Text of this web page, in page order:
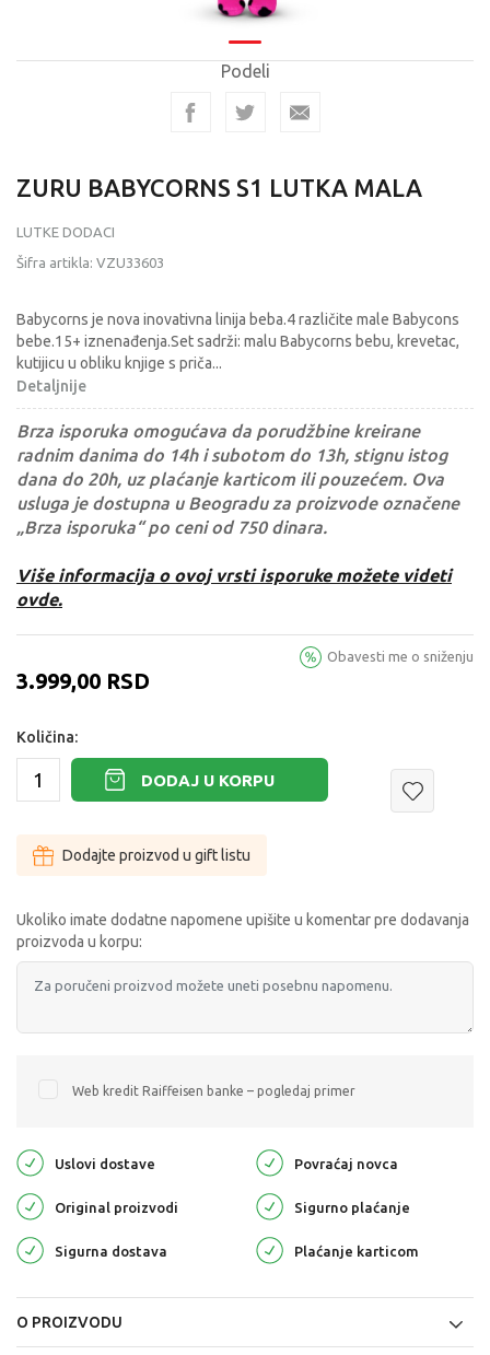
Podeli
ZURU BABYCORNS S1 LUTKA MALA
LUTKE DODACI
Šifra artikla: VZU33603
Babycorns je nova inovativna linija beba.4 različite male Babycons
bebe.15+ iznenađenja.Set sadrži: malu Babycorns bebu, krevetac,
kutijicu u obliku knjige s priča...
Detaljnije
Brza isporuka omogućava da porudžbine kreirane
radnim danima do 14h i subotom do 13h, stignu istog
dana do 20h, uz plaćanje karticom ili pouzećem. Ova
usluga je dostupna u Beogradu za proizvode označene
„Brza isporuka“ po ceni od 750 dinara.
Više informacija o ovoj vrsti isporuke možete videti
ovde.
3.999,00 RSD
Obavesti me o sniženju
Količina:
DODAJ U KORPU
Dodajte proizvod u gift listu
Ukoliko imate dodatne napomene upišite u komentar pre dodavanja
proizvoda u korpu:
Web kredit Raiffeisen banke – pogledaj primer
Uslovi dostave Povraćaj novca
Original proizvodi Sigurno plaćanje
Sigurna dostava Plaćanje karticom
O PROIZVODU